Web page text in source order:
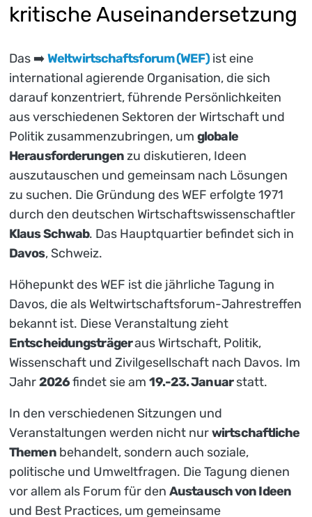
kritische Auseinandersetzung
Das ➡️Weltwirtschaftsforum (WEF)ist eine
international agierende Organisation, die sich
darauf konzentriert, führende Persönlichkeiten
aus verschiedenen Sektoren der Wirtschaft und
Politik zusammenzubringen, um globale
Herausforderungenzu diskutieren, Ideen
auszutauschen und gemeinsam nach Lösungen
zu suchen. Die Gründung des WEF erfolgte 1971
durch den deutschen Wirtschaftswissenschaftler
Klaus Schwab. Das Hauptquartier befindet sich in
Davos, Schweiz.
Höhepunkt des WEF ist die jährliche Tagung in
Davos, die als Weltwirtschaftsforum-Jahrestreffen
bekannt ist. Diese Veranstaltung zieht
Entscheidungsträgeraus Wirtschaft, Politik,
Wissenschaft und Zivilgesellschaft nach Davos. Im
Jahr2026findet sie am19.-23. Januarstatt.
In den verschiedenen Sitzungen und
Veranstaltungen werden nicht nurwirtschaftliche
Themenbehandelt, sondern auch soziale,
politische und Umweltfragen. Die Tagung dienen
vor allem als Forum für den Austausch von Ideen
und Best Practices, um gemeinsame